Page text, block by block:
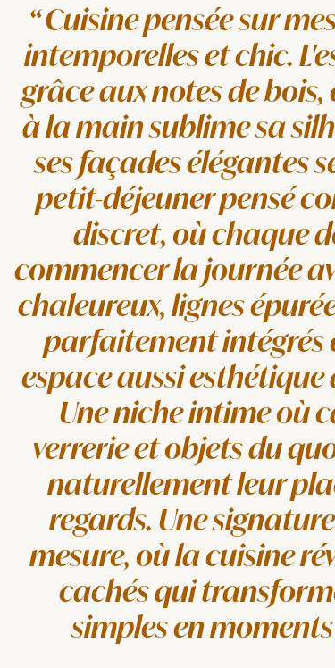
Cuisine pensée sur
intemporelles et chic.
grâce aux notes de
à la main sublime sa
ses façades élégantes
petit-déjeuner pensé
discret, où chaque
commencer la journée
chaleureux, lignes
parfaitement intégrés
espace aussi
Une niche intime où
verrerie et objets du
naturellement leur
regards. Une
mesure, où la cuisine
cachés qui
simples en